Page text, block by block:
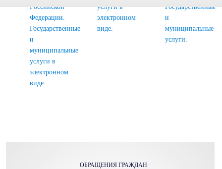
Российской
Федерации.
Государственные
и
муниципальные
услуги в
электронном
виде.
услуги в
электронном
виде.
Государственные
и
муниципальные
услуги.
ОБРАЩЕНИЯ ГРАЖДАН